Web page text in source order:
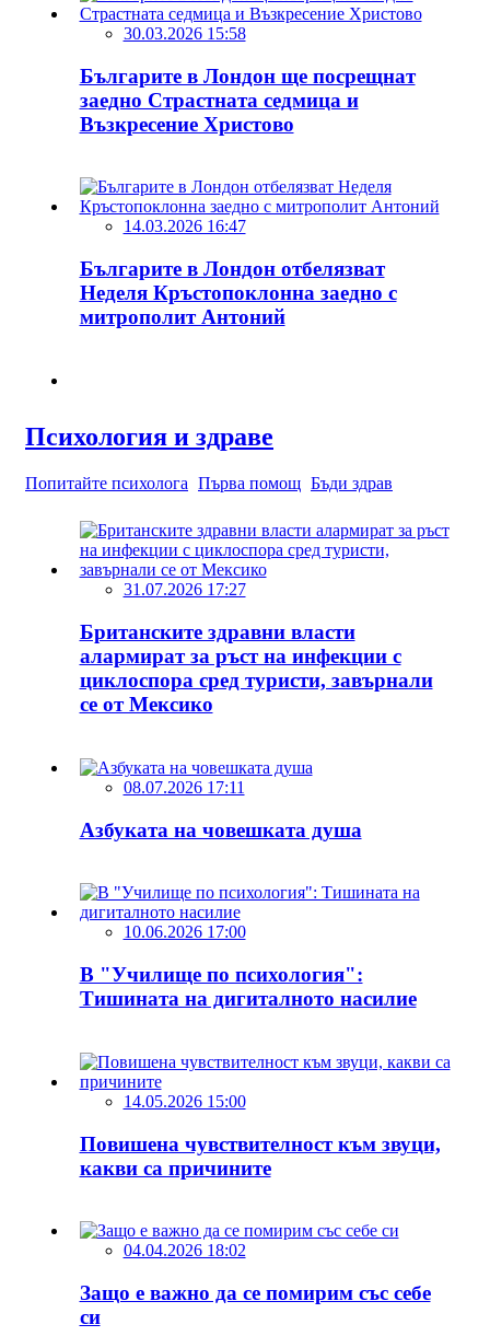
30.03.2026 15:58
Българите в Лондон ще посрещнат
заедно Страстната седмица и
Възкресение Христово
14.03.2026 16:47
Българите в Лондон отбелязват
Неделя Кръстопоклонна заедно с
митрополит Антоний
Психология и здраве
Попитайте психолога Първа помощ Бъди здрав
31.07.2026 17:27
Британските здравни власти
алармират за ръст на инфекции с
циклоспора сред туристи, завърнали
се от Мексико
08.07.2026 17:11
Азбуката на човешката душа
10.06.2026 17:00
В "Училище по психология":
Тишината на дигиталното насилие
14.05.2026 15:00
Повишена чувствителност към звуци,
какви са причините
04.04.2026 18:02
Защо е важно да се помирим със себе
си